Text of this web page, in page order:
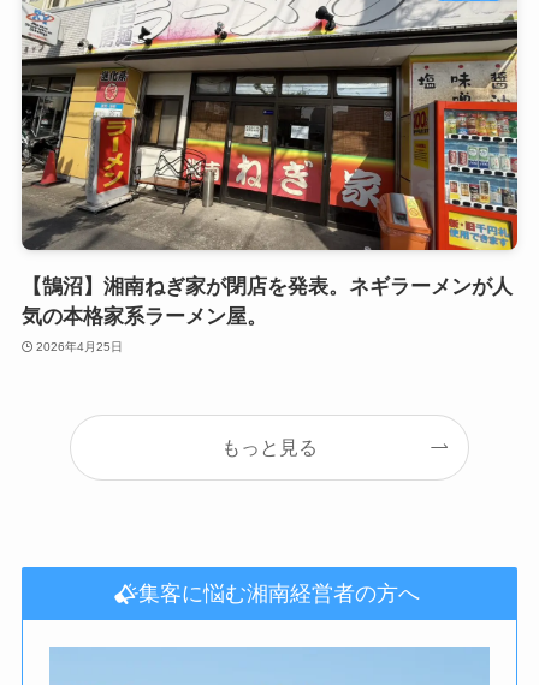
【鵠沼】湘南ねぎ家が閉店を発表。ネギラーメンが人
気の本格家系ラーメン屋。
2026年4月25日
もっと見る
集客に悩む湘南経営者の方へ